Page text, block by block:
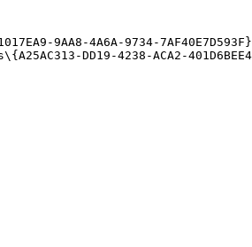
9AA8-4A6A-9734-7AF40E7D593F}
DD19-4238-ACA2-